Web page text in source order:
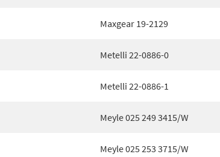
Maxgear 19-2129
Metelli 22-0886-0
Metelli 22-0886-1
Meyle 025 249 3415/W
Meyle 025 253 3715/W